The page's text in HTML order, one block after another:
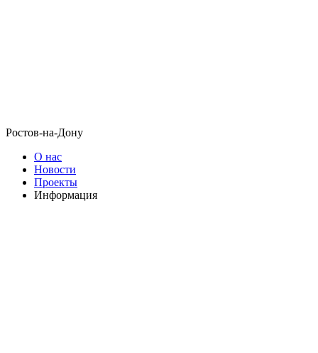
Ростов-на-Дону
О нас
Новости
Проекты
Информация